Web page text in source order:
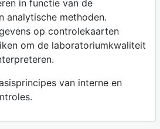
in functie van de
analytische methoden.
op controlekaarten
om de laboratoriumkwaliteit
van interne en